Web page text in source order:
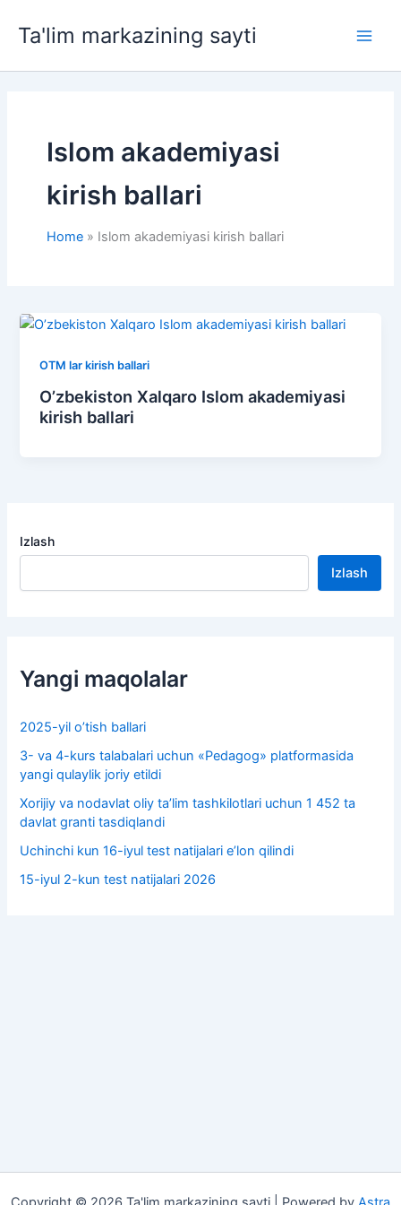
Ta'lim markazining sayti
Islom akademiyasi
kirish ballari
Home Islom akademiyasi kirish ballari
OTM lar kirish ballari
O’zbekiston Xalqaro Islom akademiyasi
kirish ballari
Izlash
Izlash
Yangi maqolalar
2025-yil o’tish ballari
3- va 4-kurs talabalari uchun «Pedagog» platformasida
yangi qulaylik joriy etildi
Xorijiy va nodavlat oliy taʼlim tashkilotlari uchun 1 452 ta
davlat granti tasdiqlandi
Uchinchi kun 16-iyul test natijalari e’lon qilindi
15-iyul 2-kun test natijalari 2026